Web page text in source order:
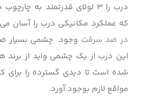
درب را ۳ لولای قدرتمند به
که عملکرد مکانیکی درب را آسان
در ضد سرقت وجود چشمی بسیار
این درب از یک چشمی واید از برند
شده است تا دیدی گسترده را برای
مواقع لازم بوجود آورد.